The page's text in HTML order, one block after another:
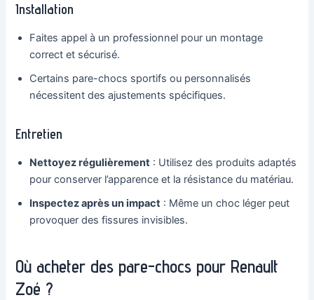
Installation
Faites appel à un professionnel pour un montage
correct et sécurisé.
Certains pare-chocs sportifs ou personnalisés
nécessitent des ajustements spécifiques.
Entretien
Nettoyez régulièrement : Utilisez des produits adaptés
pour conserver l’apparence et la résistance du matériau.
Inspectez après un impact : Même un choc léger peut
provoquer des fissures invisibles.
Où acheter des pare-chocs pour Renault
Zoé ?